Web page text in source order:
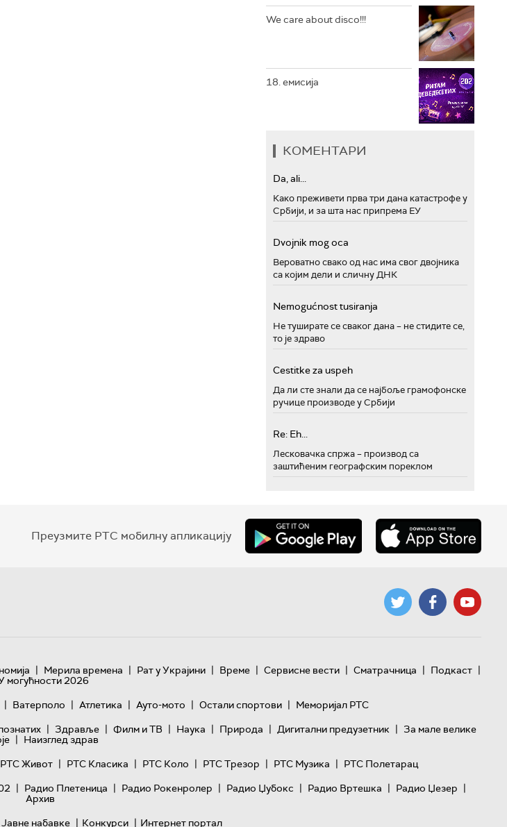
We care about disco!!!
18. емисија
КОМЕНТАРИ
Da, ali...
Како преживети прва три дана катастрофе у
Србији, и за шта нас припрема ЕУ
Dvojnik mog oca
Вероватно свако од нас има свог двојника
са којим дели и сличну ДНК
Nemogućnost tusiranja
Не туширате се сваког дана – не стидите се,
то је здраво
Cestitke za uspeh
Да ли сте знали да се најбоље грамофонске
ручице производе у Србији
Re: Eh...
Лесковачка спржа – производ са
заштићеним географским пореклом
Преузмите РТС мобилну апликацију
| Мерила времена | Рат у Украјини | Време | Сервисне вести | Сматрачница | Подкаст |
могућности 2026
| Ватерполо | Атлетика | Ауто-мото | Остали спортови | Меморијал РТС
| Здравље | Филм и ТВ | Наука | Природа | Дигитални предузетник | За мале велике
| Наизглед здрав
РТС Живот | РТС Класика | РТС Коло | РТС Трезор | РТС Музика | РТС Полетарац
| Радио Плетеница | Радио Рокенролер | Радио Џубокс | Радио Вртешка | Радио Џезер |
Архив
Јавне набавке | Конкурси | Интернет портал